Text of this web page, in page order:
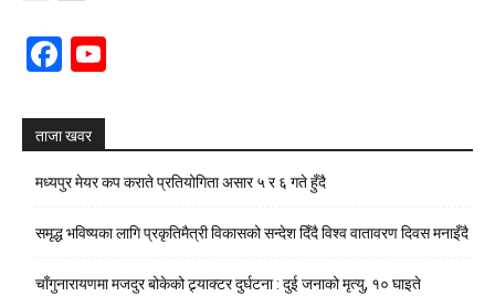
Facebook
ताजा खवर
मध्यपुर मेयर कप कराते प्रतियोगिता असार ५ र ६ गते हुँदै
समृद्ध भविष्यका लागि प्रकृतिमैत्री विकासको सन्देश दिँदै विश्व वातावरण दिवस मनाइँदै
चाँगुनारायणमा मजदुर बोकेको ट्र्याक्टर दुर्घटना : दुई जनाको मृत्यु, १० घाइते